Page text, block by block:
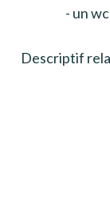
- un
Descriptif